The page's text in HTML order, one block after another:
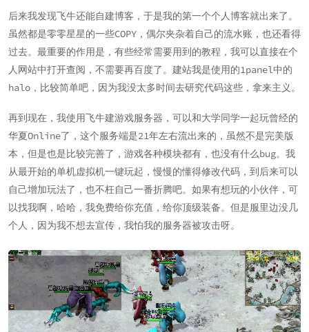
后来我发现飞牛还能自建博客，于是我的第一个个人博客就出来了。
虽然都是零零星星的一些COPY，偶尔夹杂着自己的流水账，也还看得
过去。最重要的作用是，有些经常需要用到的教程，我可以直接在个
人网站中打开查阅，不需要再百度了。建站我是使用的1panel中的
halo，比较简单吧，因为我没太多时间去研究代码这些，拿来主义。
再到现在，我使用飞牛建游戏服务器，可以和大学同学一起玩曾经的
华夏Online了，这个服务端是21年左右流出来的，虽然不是完美版
本，但是也是比较完善了，游戏各种模块都有，也没有什么bug。我
从最开始的单机虚拟机一键玩起，慢慢的懂得修改代码，到后来可以
自己增加玩法了，也不枉自己一番折腾吧。如果有想玩的小伙伴，可
以找我啊，哈哈，我免费给你充值，给你顶级装备。但是服里边没几
个人，因为我不想去宣传，我怕我的服务器被攻击呀。